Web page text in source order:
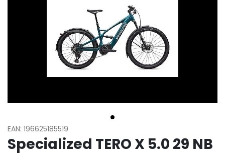
EAN: 196625185519
Specialized TERO X 5.0 29 NB